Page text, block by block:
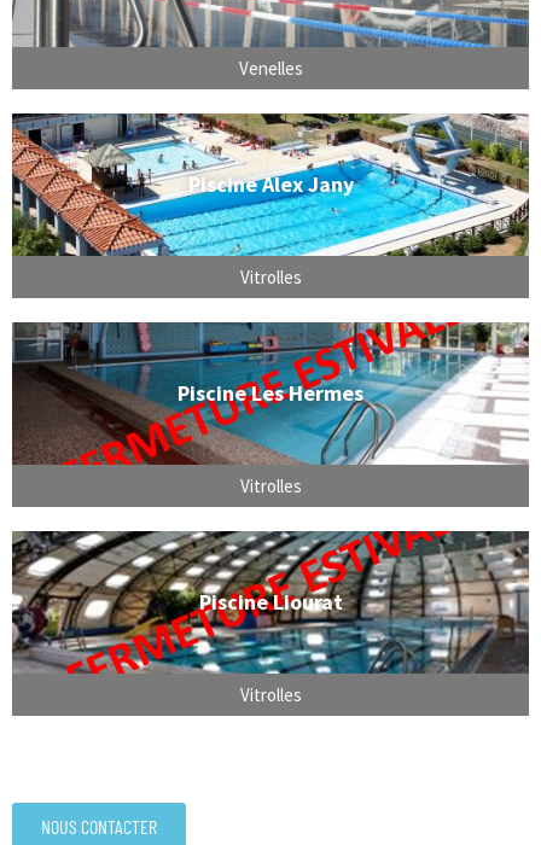
Venelles
Piscine Alex Jany
Vitrolles
Piscine Les Hermes
Vitrolles
Piscine Liourat
Vitrolles
NOUS CONTACTER